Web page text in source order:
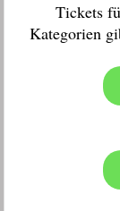
Tickets
Kategorien